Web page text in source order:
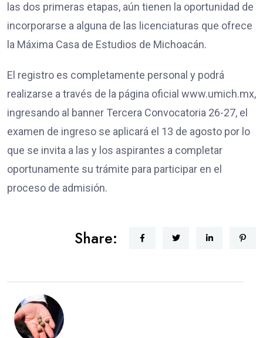
las dos primeras etapas, aún tienen la oportunidad de
incorporarse a alguna de las licenciaturas que ofrece
la Máxima Casa de Estudios de Michoacán.
El registro es completamente personal y podrá
realizarse a través de la página oficial www.umich.mx,
ingresando al banner Tercera Convocatoria 26-27, el
examen de ingreso se aplicará el 13 de agosto por lo
que se invita a las y los aspirantes a completar
oportunamente su trámite para participar en el
proceso de admisión.
Share: